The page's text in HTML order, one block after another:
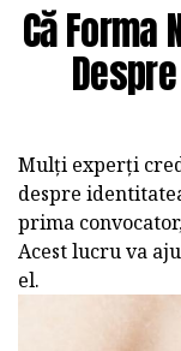
Că Forma
Mulți experți
despre
prima
Acest lucru va
el.